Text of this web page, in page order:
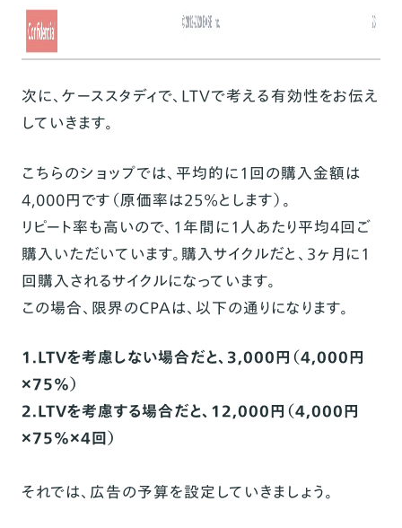
次に、ケーススタディで、LTVで考える有効性をお伝え
していきます。
こちらのショップでは、平均的に1回の購入金額は
4,000円です（原価率は25%とします）。
リピート率も高いので、1年間に1人あたり平均4回ご
購入いただいています。購入サイクルだと、3ヶ月に1
回購入されるサイクルになっています。
この場合、限界のCPAは、以下の通りになります。
1.LTVを考慮しない場合だと、3,000円（4,000円
×75%）
2.LTVを考慮する場合だと、12,000円（4,000円
×75%×4回）
それでは、広告の予算を設定していきましょう。